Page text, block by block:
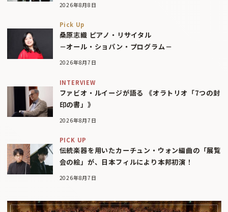
2026年8月8日
Pick Up
桑原志織 ピアノ・リサイタル
－オール・ショパン・プログラム－
2026年8月7日
INTERVIEW
ファビオ・ルイージが語る 《オラトリオ「7つの封
印の書」》
2026年8月7日
PICK UP
伝統楽器を用いたカーチュン・ウォン編曲の「展覧
会の絵」が、日本フィルにより本邦初演！
2026年8月7日